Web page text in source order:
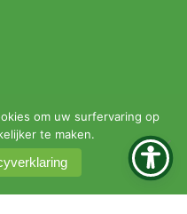
om uw surfervaring op
te maken.